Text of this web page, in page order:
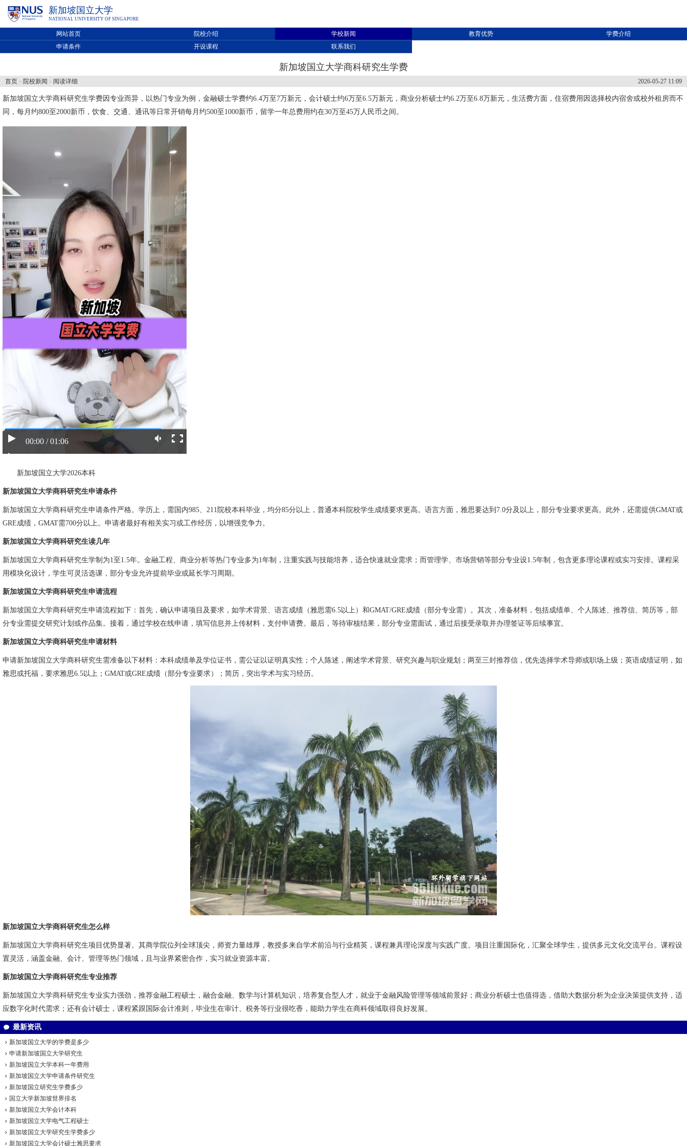
新加坡国立大学
NATIONAL UNIVERSITY OF SINGAPORE
网站首页 院校介绍 学校新闻 教育优势
学费介绍
申请条件
开设课程 联系我们
新加坡国立大学商科研究生学费
2026-05-27 11:09
首页 > 院校新闻 > 阅读详细
新加坡国立大学商科研究生学费因专业而异，以热门专业为例，金融硕士学费约6.4万至7万新元，会计硕士约6万至6.5万新元，商业分析硕士约6.2万至6.8万新元，生活费方面，住宿费用因选择校内宿舍或校外租房而不
同，每月约800至2000新币，饮食、交通、通讯等日常开销每月约500至1000新币，留学一年总费用约在30万至45万人民币之间。
00:00 / 01:06
新加坡国立大学2026本科
新加坡国立大学商科研究生申请条件
新加坡国立大学商科研究生申请条件严格。学历上，需国内985、211院校本科毕业，均分85分以上，普通本科院校学生成绩要求更高。语言方面，雅思要达到7.0分及以上，部分专业要求更高。此外，还需提供GMAT或
GRE成绩，GMAT需700分以上。申请者最好有相关实习或工作经历，以增强竞争力。
新加坡国立大学商科研究生读几年
新加坡国立大学商科研究生学制为1至1.5年。金融工程、商业分析等热门专业多为1年制，注重实践与技能培养，适合快速就业需求；而管理学、市场营销等部分专业设1.5年制，包含更多理论课程或实习安排。课程采
用模块化设计，学生可灵活选课，部分专业允许提前毕业或延长学习周期。
新加坡国立大学商科研究生申请流程
新加坡国立大学商科研究生申请流程如下：首先，确认申请项目及要求，如学术背景、语言成绩（雅思需6.5以上）和GMAT/GRE成绩（部分专业需）。其次，准备材料，包括成绩单、个人陈述、推荐信、简历等，部
分专业需提交研究计划或作品集。接着，通过学校在线申请，填写信息并上传材料，支付申请费。最后，等待审核结果，部分专业需面试，通过后接受录取并办理签证等后续事宜。
新加坡国立大学商科研究生申请材料
申请新加坡国立大学商科研究生需准备以下材料：本科成绩单及学位证书，需公证以证明真实性；个人陈述，阐述学术背景、研究兴趣与职业规划；两至三封推荐信，优先选择学术导师或职场上级；英语成绩证明，如
雅思或托福，要求雅思6.5以上；GMAT或GRE成绩（部分专业要求）；简历，突出学术与实习经历。
新加坡国立大学商科研究生怎么样
新加坡国立大学商科研究生项目优势显著。其商学院位列全球顶尖，师资力量雄厚，教授多来自学术前沿与行业精英，课程兼具理论深度与实践广度。项目注重国际化，汇聚全球学生，提供多元文化交流平台。课程设
置灵活，涵盖金融、会计、管理等热门领域，且与业界紧密合作，实习就业资源丰富。
新加坡国立大学商科研究生专业推荐
新加坡国立大学商科研究生专业实力强劲，推荐金融工程硕士，融合金融、数学与计算机知识，培养复合型人才，就业于金融风险管理等领域前景好；商业分析硕士也值得选，借助大数据分析为企业决策提供支持，适
应数字化时代需求；还有会计硕士，课程紧跟国际会计准则，毕业生在审计、税务等行业很吃香，能助力学生在商科领域取得良好发展。
最新资讯
新加坡国立大学的学费是多少
申请新加坡国立大学研究生
新加坡国立大学本科一年费用
新加坡国立大学申请条件研究生
新加坡国立研究生学费多少
国立大学新加坡世界排名
新加坡国立大学会计本科
新加坡国立大学电气工程硕士
新加坡国立大学研究生学费多少
新加坡国立大学会计硕士雅思要求